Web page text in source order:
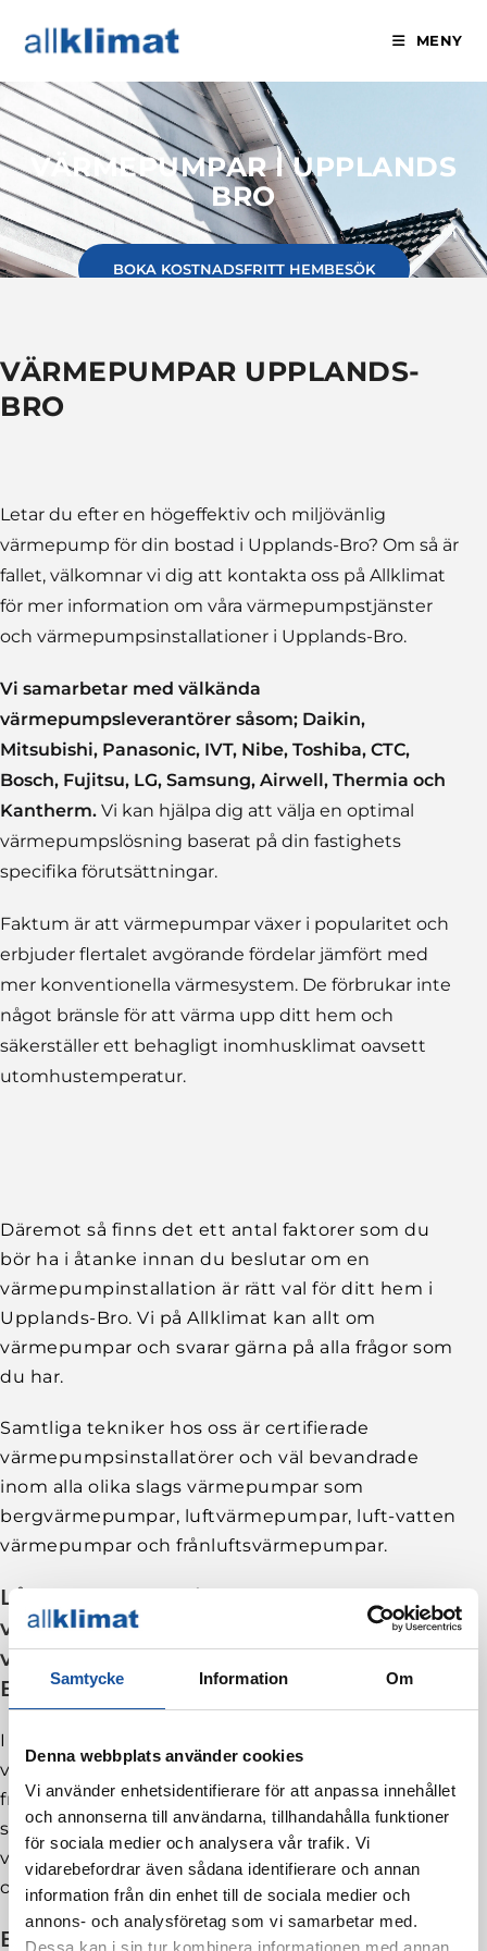
Samtycke Information Om
Denna webbplats använder cookies
Vi använder enhetsidentifierare för att anpassa innehållet
och annonserna till användarna, tillhandahålla funktioner
för sociala medier och analysera vår trafik. Vi
vidarebefordrar även sådana identifierare och annan
information från din enhet till de sociala medier och
annons- och analysföretag som vi samarbetar med.
Dessa kan i sin tur kombinera informationen med annan
MENY
VÄRMEPUMPAR I UPPLANDS
BRO
BOKA KOSTNADSFRITT HEMBESÖK
VÄRMEPUMPAR UPPLANDS-
BRO
Letar du efter en högeffektiv och miljövänlig
värmepump för din bostad i Upplands-Bro? Om så är
fallet, välkomnar vi dig att kontakta oss på Allklimat
för mer information om våra värmepumpstjänster
och värmepumpsinstallationer i Upplands-Bro.
Vi samarbetar med välkända
värmepumpsleverantörer såsom; Daikin,
Mitsubishi, Panasonic, IVT, Nibe, Toshiba, CTC,
Bosch, Fujitsu, LG, Samsung, Airwell, Thermia och
Kantherm. Vi kan hjälpa dig att välja en optimal
värmepumpslösning baserat på din fastighets
specifika förutsättningar.
Faktum är att värmepumpar växer i popularitet och
erbjuder flertalet avgörande fördelar jämfört med
mer konventionella värmesystem. De förbrukar inte
något bränsle för att värma upp ditt hem och
säkerställer ett behagligt inomhusklimat oavsett
utomhustemperatur.
Däremot så finns det ett antal faktorer som du
bör ha i åtanke innan du beslutar om en
värmepumpinstallation är rätt val för ditt hem i
Upplands-Bro. Vi på Allklimat kan allt om
värmepumpar och svarar gärna på alla frågor som
du har.
Samtliga tekniker hos oss är certifierade
värmepumpsinstallatörer och väl bevandrade
inom alla olika slags värmepumpar som
bergvärmepumpar, luftvärmepumpar, luft-vatten
värmepumpar och frånluftsvärmepumpar.
Lång erfarenhet inom
värmepumpservice, reparationer och
värmepumpinstallationer i Upplands-
Bro
I över 40 år har vi på Allklimat tillhandahållit
värmepumpstjänster som ligger i absolut
framkant – och vi har redan utfört åtskilliga
servicearbeten, reparationer och
värmepumpsinstallationer i Upplands-Bro med
omnejd.
Behöver du installera en värmepump i